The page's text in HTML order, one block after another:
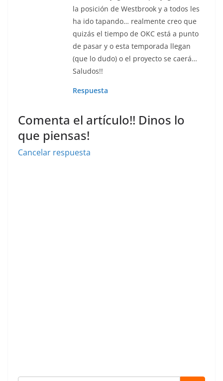
la posición de Westbrook y a todos les
ha ido tapando… realmente creo que
quizás el tiempo de OKC está a punto
de pasar y o esta temporada llegan
(que lo dudo) o el proyecto se caerá…
Saludos!!
Respuesta
Comenta el artículo!! Dinos lo
que piensas!
Cancelar respuesta